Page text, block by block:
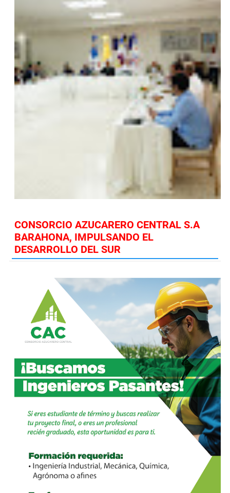
CONSORCIO AZUCARERO CENTRAL S.A
BARAHONA, IMPULSANDO EL
DESARROLLO DEL SUR